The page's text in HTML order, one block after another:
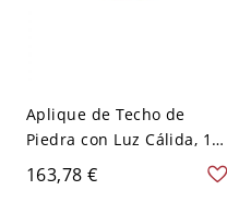
Aplique de Techo de
Piedra con Luz Cálida, 1
Luz, Pantalla de Plexiglás,
Montaje Superficial LED
163,78 €